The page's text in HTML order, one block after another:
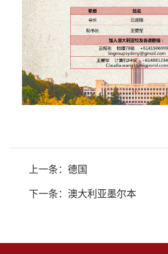
上一条：德国
下一条：澳大利亚墨尔本